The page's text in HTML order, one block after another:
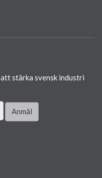
stärka svensk industri
Anmäl